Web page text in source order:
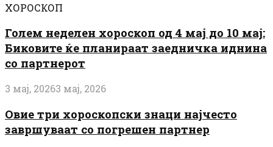
ХОРОСКОП
Голем неделен хороскоп од 4 мај до 10 мај:
Биковите ќе планираат заедничка иднина
со партнерот
3 мај, 20263 мај, 2026
Овие три хороскопски знаци најчесто
завршуваат со погрешен партнер